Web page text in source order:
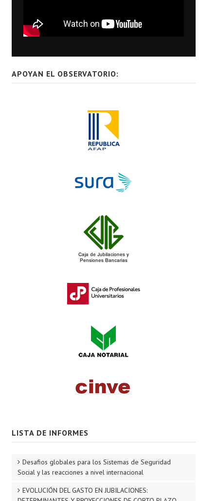
APOYAN EL OBSERVATORIO:
LISTA DE INFORMES
Desafios globales para los Sistemas de Seguridad
Social y las reacciones a nivel internacional
EVOLUCIÓN DEL GASTO EN JUBILACIONES: